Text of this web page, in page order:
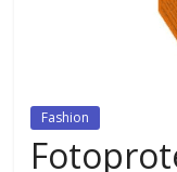
Fashion